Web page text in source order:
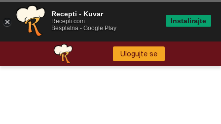
Ulogujte se
Recepti - Kuvar
Recepti.com
Besplatna - Google Play
Instalirajte